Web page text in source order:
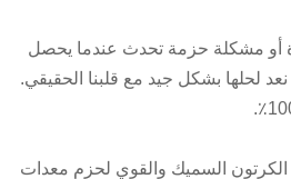
أو مشكلة حزمة تحدث عندما يحصل
نعد لحلها بشكل جيد مع قلبنا الحقيقي.
من الكرتون السميك والقوي لحزم معدات